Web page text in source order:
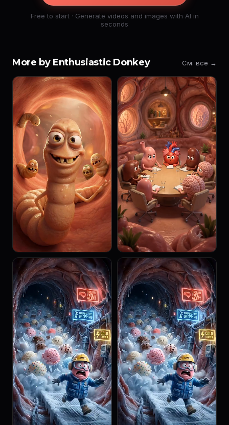
Free to start · Generate videos and images with AI in
seconds
More by Enthusiastic Donkey См. все →